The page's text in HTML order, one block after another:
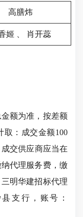
高膳炜
姬 肖开蕊
额为准，按差额
取：成交金额100
交供应商应当在
代理服务费，缴
明华建招标代理
支行，账号：